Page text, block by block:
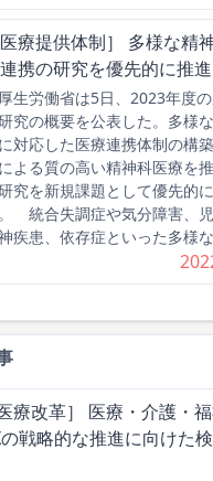
医療提供体制］ 多様な精
携の研究を優先的に推
生労働省は5日、2023年度
究の概要を公表した。多様
対応した医療連携体制の構
よる質の高い精神科医療を
究を新規課題として優先的
統合失調症や気分障害、
疾患、依存症といった多様
医療改革］ 医療・介護・
戦略的な推進に向けた